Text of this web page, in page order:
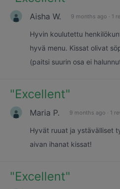
Aisha W. 9 months ago · 1
Hyvin koulutettu
hyvä menu. Kissat olivat
(paitsi suurin osa ei
"Excellent"
Maria P. 9 months ago · 1
Hyvät ruuat ja ystävälliset
aivan ihanat kissat!
"Excellent"